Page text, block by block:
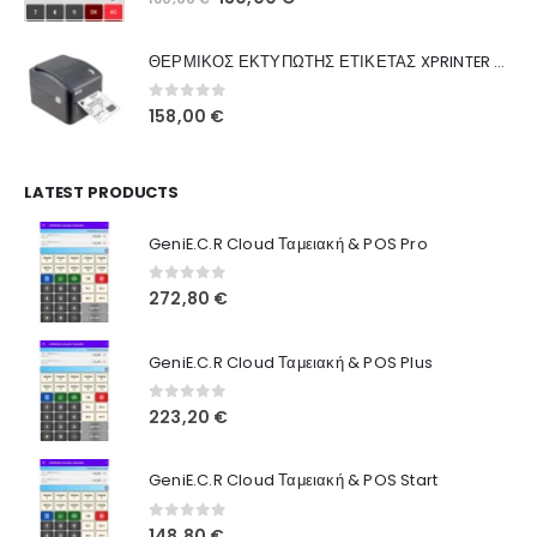
160,00 €. είναι:
ΘΕΡΜΙΚΟΣ ΕΚΤΥΠΩΤΗΣ ΕΤΙΚΕΤΑΣ XPRINTER XP-420B
0out of 5
158,00 €
LATEST PRODUCTS
GeniE.C.R Cloud Ταμειακή & POS Pro
0out of 5
272,80 €
GeniE.C.R Cloud Ταμειακή & POS Plus
0out of 5
223,20 €
GeniE.C.R Cloud Ταμειακή & POS Start
0out of 5
Ποιοι Είμαστε
Γιατί Εμάς
Blog
Όροι Χρήσης
Τρόποι Αγοράς
Τρόποι Πληρωμής
Τρόποι Αποστολής
Ασφάλεια Πληρωμών